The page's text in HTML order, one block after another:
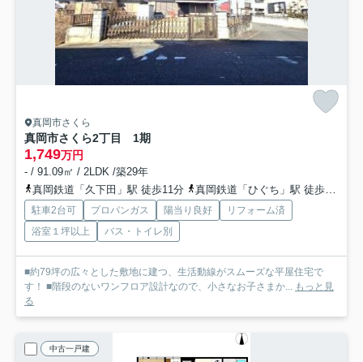
真岡市さくら
真岡市さくら2丁目 1期
1,749万円
- / 91.09㎡ / 2LDK /築29年
真岡鉄道「久下田」駅 徒歩11分
真岡鉄道「ひぐち」駅 徒歩35分
駐車2台可 プロパンガス 陽当り良好
リフォーム済
浴室１坪以上
バス・トイレ別
■約79坪の広々とした敷地に建つ、生活動線がスムーズな平屋住宅で
す！ ■階段のないワンフロア設計なので、小さなお子さまか... もっと見
る
中古一戸建